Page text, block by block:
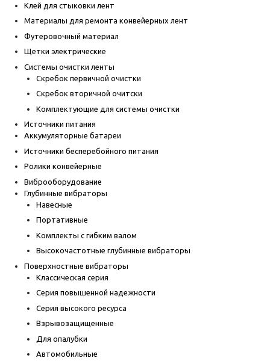
Клей для стыковки лент
Материалы для ремонта конвейерных лент
Футеровочный материал
Щетки электрические
Системы очистки ленты
Скребок первичной очистки
Скребок вторичной очитски
Комплектующие для системы очистки
Источники питания
Аккумуляторные батареи
Источники бесперебойного питания
Ролики конвейерные
Виброоборудование
Глубинные вибраторы
Навесные
Портативные
Комплекты с гибким валом
Высокочастотные глубинные вибраторы
Поверхностные вибраторы
Классическая серия
Серия повышенной надежности
Серия высокого ресурса
Взрывозащищенные
Для опалубки
Автомобильные